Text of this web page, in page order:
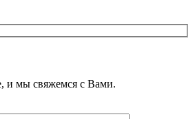
и мы свяжемся с Вами.